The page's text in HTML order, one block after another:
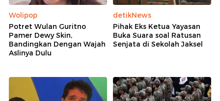
Wolipop
Potret Wulan Guritno
Pamer Dewy Skin,
Bandingkan Dengan Wajah
Aslinya Dulu
detikNews
Pihak Eks Ketua Yayasan
Buka Suara soal Ratusan
Senjata di Sekolah Jaksel